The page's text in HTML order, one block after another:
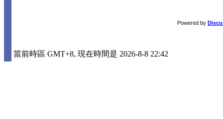
Powered by
當前時區 GMT+8, 現在時間是 2026-8-8 22:42